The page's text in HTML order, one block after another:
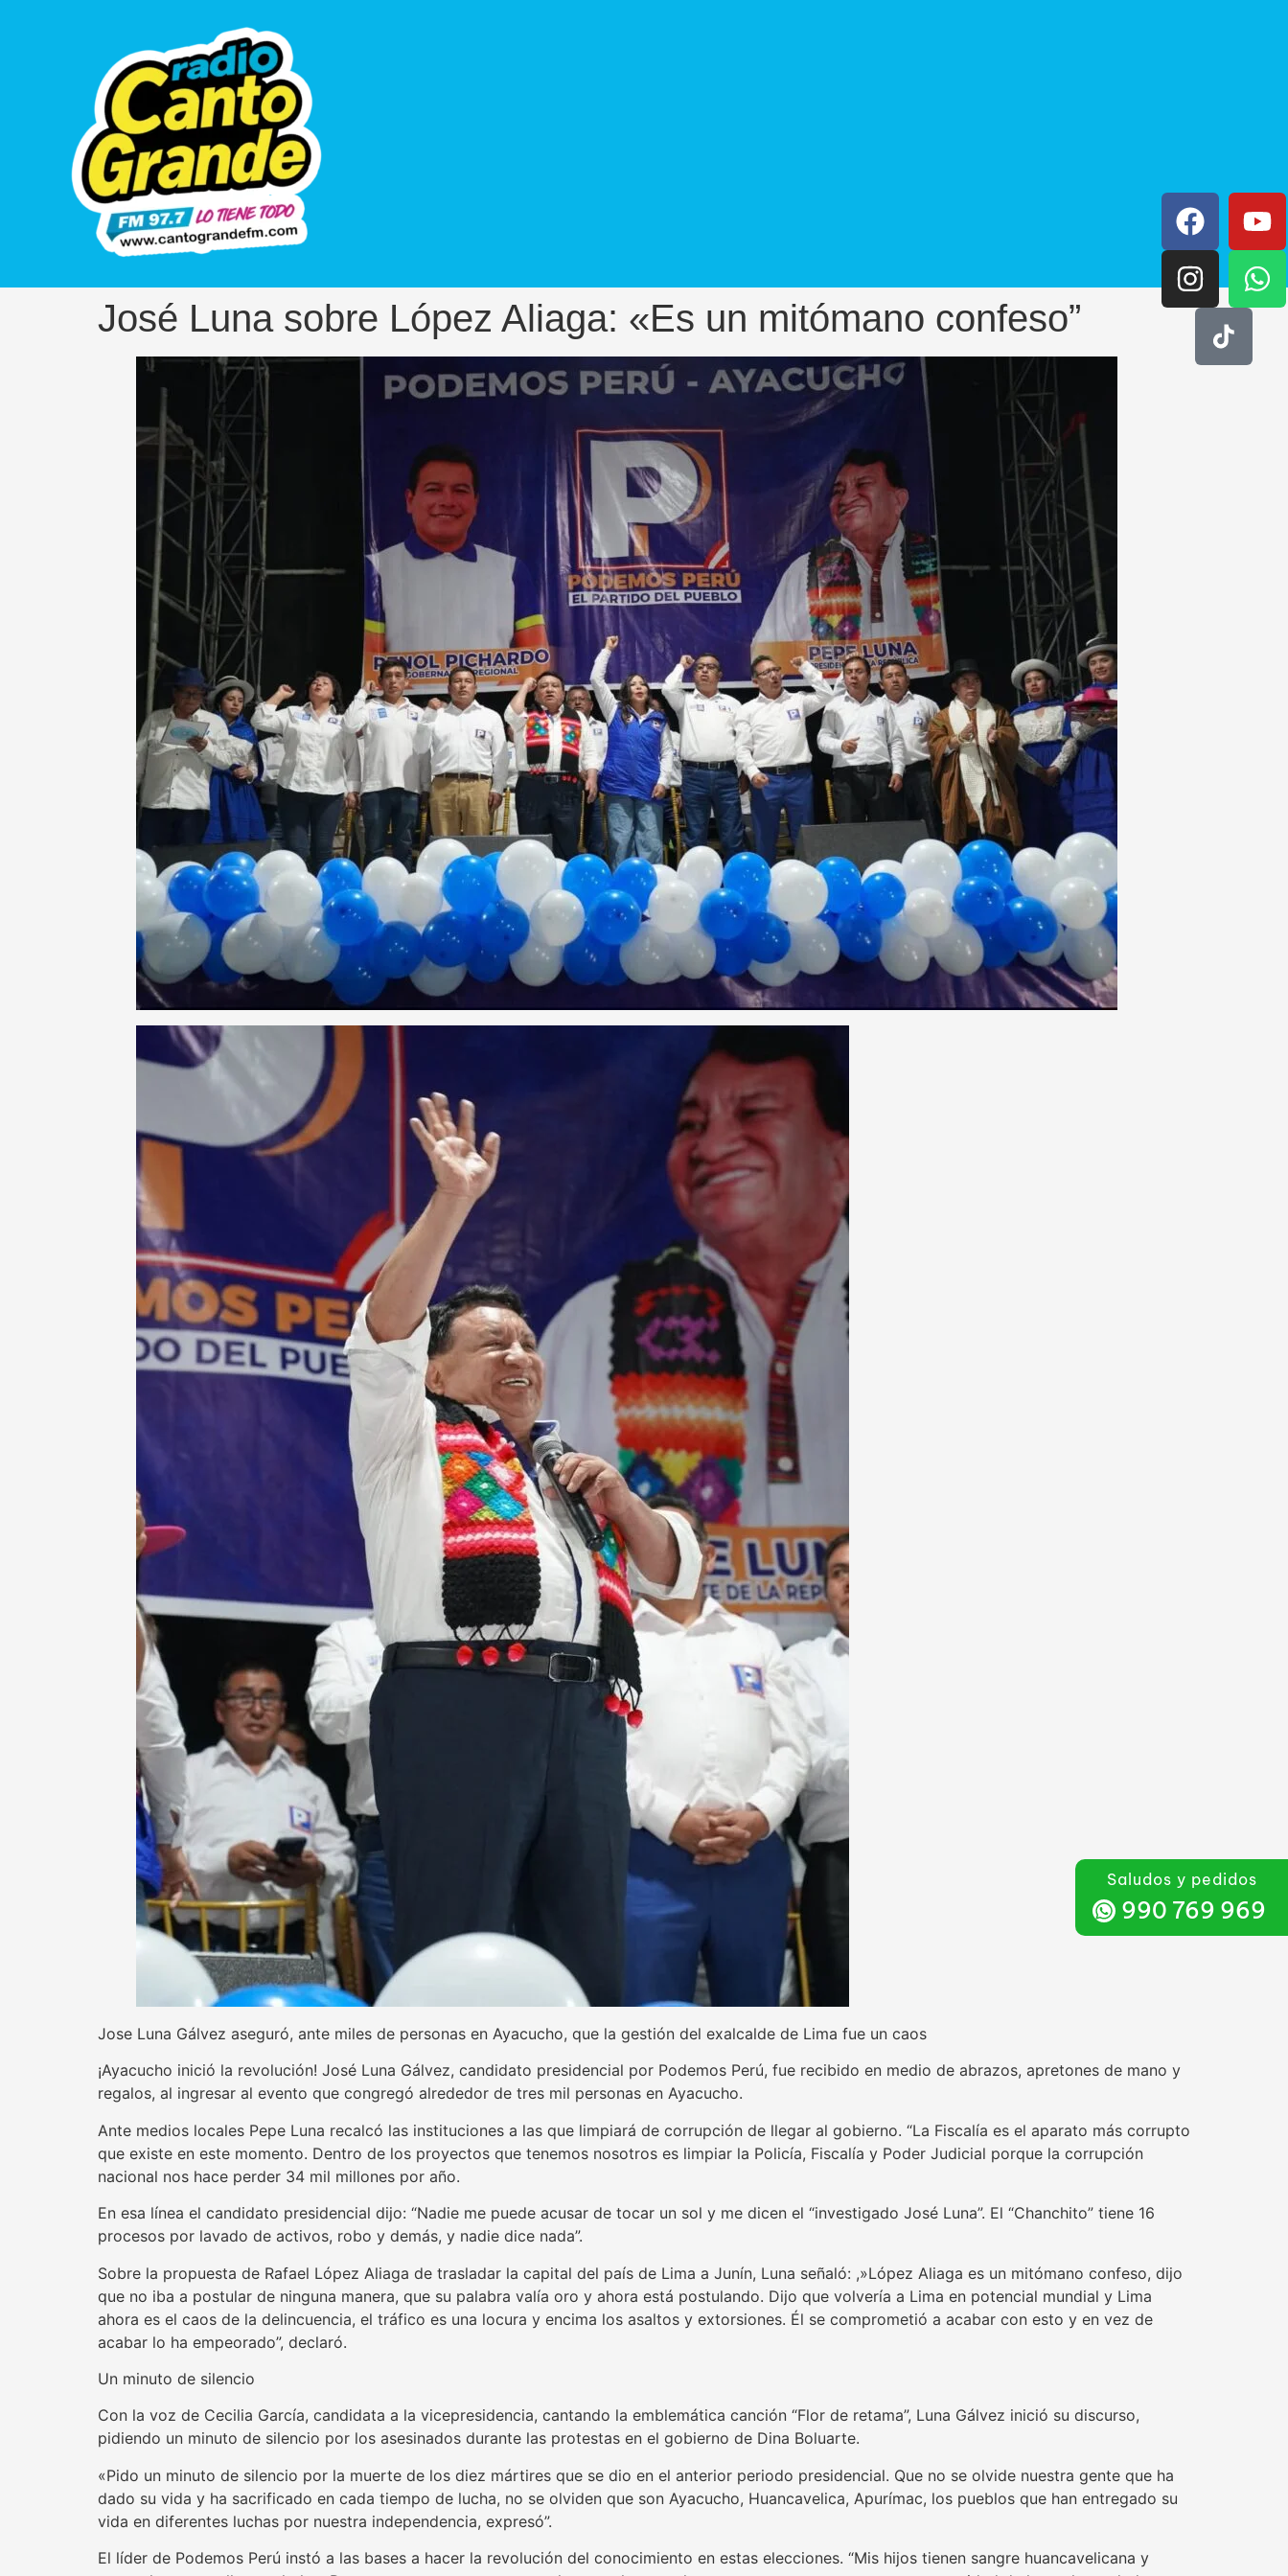
José Luna sobre López Aliaga: «Es un mitómano confeso”
Jose Luna Gálvez aseguró, ante miles de personas en Ayacucho, que la gestión del exalcalde de Lima fue un caos
¡Ayacucho inició la revolución! José Luna Gálvez, candidato presidencial por Podemos Perú, fue recibido en medio de abrazos, apretones de mano y
regalos, al ingresar al evento que congregó alrededor de tres mil personas en Ayacucho.
Ante medios locales Pepe Luna recalcó las instituciones a las que limpiará de corrupción de llegar al gobierno. “La Fiscalía es el aparato más corrupto
que existe en este momento. Dentro de los proyectos que tenemos nosotros es limpiar la Policía, Fiscalía y Poder Judicial porque la corrupción
nacional nos hace perder 34 mil millones por año.
En esa línea el candidato presidencial dijo: “Nadie me puede acusar de tocar un sol y me dicen el “investigado José Luna”. El “Chanchito” tiene 16
procesos por lavado de activos, robo y demás, y nadie dice nada”.
Sobre la propuesta de Rafael López Aliaga de trasladar la capital del país de Lima a Junín, Luna señaló: ,»López Aliaga es un mitómano confeso, dijo
que no iba a postular de ninguna manera, que su palabra valía oro y ahora está postulando. Dijo que volvería a Lima en potencial mundial y Lima
ahora es el caos de la delincuencia, el tráfico es una locura y encima los asaltos y extorsiones. Él se comprometió a acabar con esto y en vez de
acabar lo ha empeorado”, declaró.
Un minuto de silencio
Con la voz de Cecilia García, candidata a la vicepresidencia, cantando la emblemática canción “Flor de retama”, Luna Gálvez inició su discurso,
pidiendo un minuto de silencio por los asesinados durante las protestas en el gobierno de Dina Boluarte.
«Pido un minuto de silencio por la muerte de los diez mártires que se dio en el anterior periodo presidencial. Que no se olvide nuestra gente que ha
dado su vida y ha sacrificado en cada tiempo de lucha, no se olviden que son Ayacucho, Huancavelica, Apurímac, los pueblos que han entregado su
vida en diferentes luchas por nuestra independencia, expresó”.
El líder de Podemos Perú instó a las bases a hacer la revolución del conocimiento en estas elecciones. “Mis hijos tienen sangre huancavelicana y
Saludos y pedidos
990 769 969